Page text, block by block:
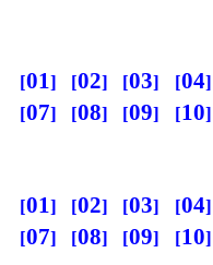
01 02 03 04
07
08 09 10
01 02 03 04
07
08 09 10